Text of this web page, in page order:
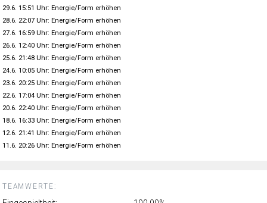
TEAMWERTE:
29.6. 15:51 Uhr: Energie/Form erhöhen
28.6. 22:07 Uhr: Energie/Form erhöhen
27.6. 16:59 Uhr: Energie/Form erhöhen
26.6. 12:40 Uhr: Energie/Form erhöhen
25.6. 21:48 Uhr: Energie/Form erhöhen
24.6. 10:05 Uhr: Energie/Form erhöhen
23.6. 20:25 Uhr: Energie/Form erhöhen
22.6. 17:04 Uhr: Energie/Form erhöhen
20.6. 22:40 Uhr: Energie/Form erhöhen
18.6. 16:33 Uhr: Energie/Form erhöhen
12.6. 21:41 Uhr: Energie/Form erhöhen
11.6. 20:26 Uhr: Energie/Form erhöhen